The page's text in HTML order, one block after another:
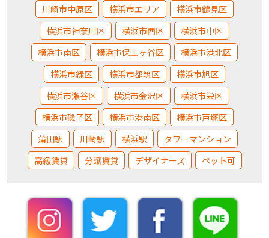
川崎市中原区
横浜市エリア
横浜市鶴見区
横浜市神奈川区
横浜市西区
横浜市中区
横浜市南区
横浜市保土ヶ谷区
横浜市港北区
横浜市緑区
横浜市都筑区
横浜市旭区
横浜市瀬谷区
横浜市金沢区
横浜市栄区
横浜市磯子区
横浜市港南区
横浜市戸塚区
蒲田駅
川崎駅 横浜駅
タワーマンション
高級賃貸
分譲賃貸 デザイナーズ ペット可